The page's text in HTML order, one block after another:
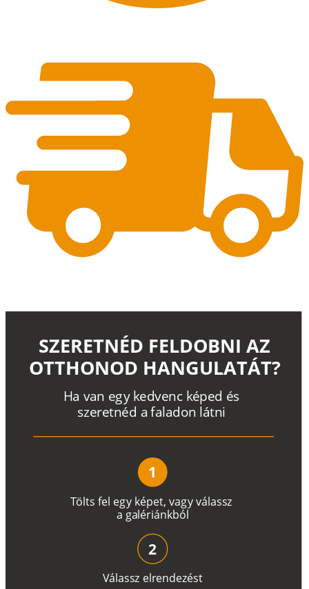
Tölts fel egy képet, vagyválassz
a galériánkból
Ha van egy kedvenc képed és
szeretnéd a faladon látni
SZERETNÉD FELDOBNI AZ
OTTHONOD HANGULATÁT?
1
Válassz elrendezést
2